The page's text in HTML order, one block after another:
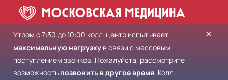
Утром с 7:30 до 10:00 колл-центр испытывает
максимальную нагрузку в связи с массовым
поступлением звонков. Пожалуйста, рассмотрите
возможность позвонить в другое время. Колл-
×